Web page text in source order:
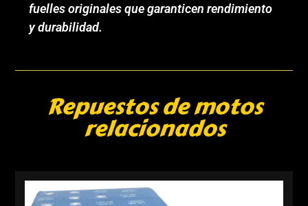
fuelles originales que garanticen rendimiento
y durabilidad.
Repuestos de motos
relacionados